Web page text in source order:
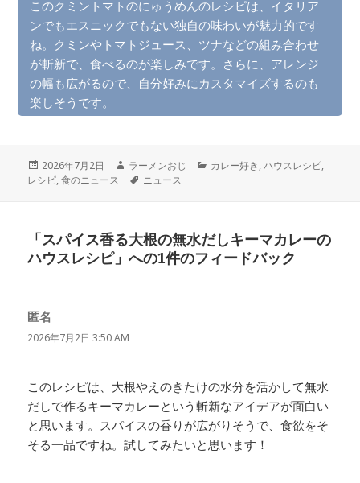
このクミントマトのにゅうめんのレシピは、イタリア
ンでもエスニックでもない独自の味わいが魅力的です
ね。クミンやトマトジュース、ツナなどの組み合わせ
が斬新で、食べるのが楽しみです。さらに、アレンジ
の幅も広がるので、自分好みにカスタマイズするのも
楽しそうです。
投
稿
2026年7月2日
作
成
ラーメンおじ
カ
カレー好き,ハウスレシピ,
レシピ,食のニュース
タ
ニュース
「スパイス香る大根の無水だしキーマカレーの
ハウスレシピ」への1件のフィードバック
匿名
り:
2026年7月2日 3:50 AM
このレシピは、大根やえのきたけの水分を活かして無水
だしで作るキーマカレーという斬新なアイデアが面白い
と思います。スパイスの香りが広がりそうで、食欲をそ
そる一品ですね。試してみたいと思います！